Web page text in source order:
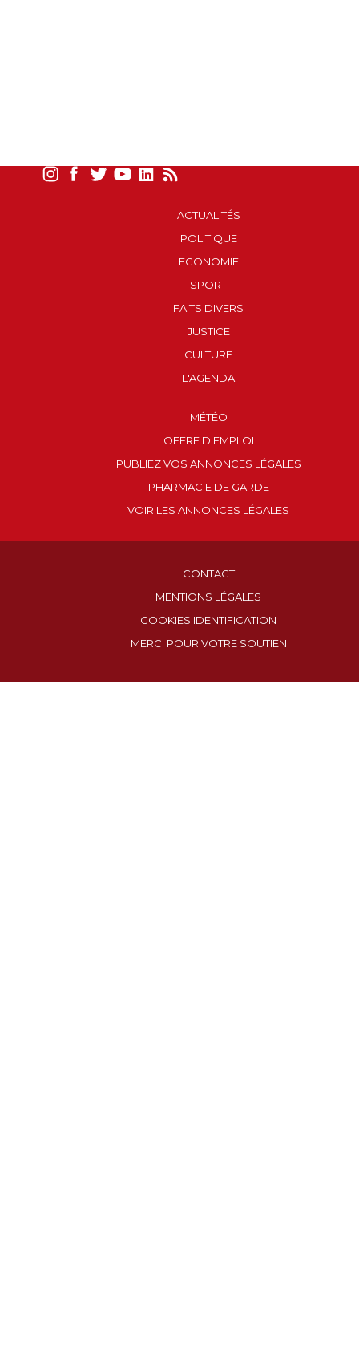
ACTUALITÉS
POLITIQUE
ECONOMIE
SPORT
FAITS DIVERS
JUSTICE
CULTURE
L'AGENDA
MÉTÉO
OFFRE D'EMPLOI
PUBLIEZ VOS ANNONCES LÉGALES
PHARMACIE DE GARDE
VOIR LES ANNONCES LÉGALES
CONTACT
MENTIONS LÉGALES
COOKIES IDENTIFICATION
MERCI POUR VOTRE SOUTIEN